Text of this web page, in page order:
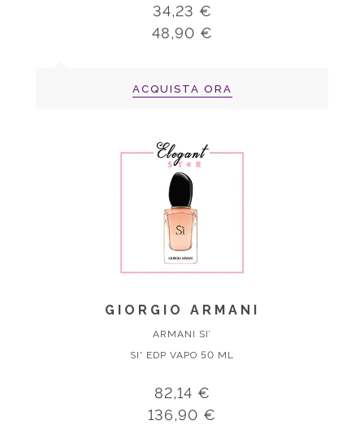
34,23 €
48,90 €
ACQUISTA ORA
GIORGIO ARMANI
ARMANI SI’
SI' EDP VAPO 50 ML
82,14 €
136,90 €